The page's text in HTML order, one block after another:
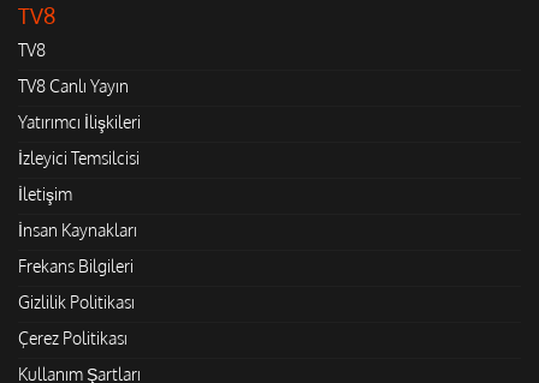
TV8
TV8
TV8 Canlı Yayın
Yatırımcı İlişkileri
İzleyici Temsilcisi
İletişim
İnsan Kaynakları
Frekans Bilgileri
Gizlilik Politikası
Çerez Politikası
Kullanım Şartları